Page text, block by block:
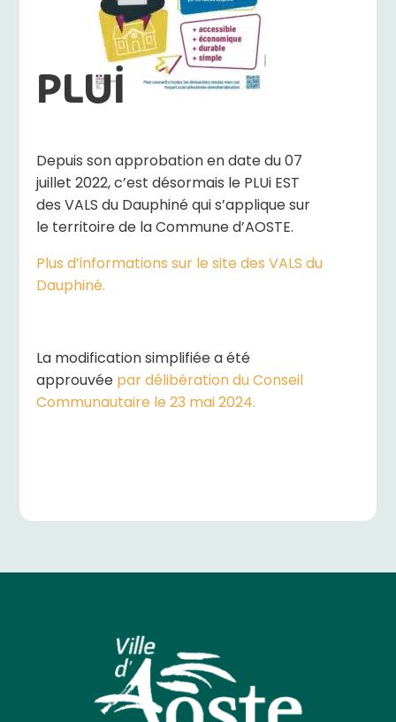
PLUi
Depuis son approbation en date du 07
juillet 2022, c’est désormais le PLUi EST
des VALS du Dauphiné qui s’applique sur
le territoire de la Commune d’AOSTE.
Plus d’informations sur le site des VALS du
Dauphiné.
La modification simplifiée a été
approuvéepar délibération du Conseil
Communautaire le 23 mai 2024.